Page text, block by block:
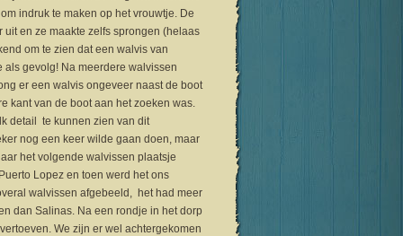
indruk te maken op het vrouwtje. De
en ze maakte zelfs sprongen (helaas
om te zien dat een walvis van
als gevolg! Na meerdere walvissen
er een walvis ongeveer naast de boot
kant van de boot aan het zoeken was.
detail te kunnen zien van dit
nog een keer wilde gaan doen, maar
het volgende walvissen plaatsje
Lopez en toen werd het ons
walvissen afgebeeld, het had meer
dan Salinas. Na een rondje in het dorp
We zijn er wel achtergekomen